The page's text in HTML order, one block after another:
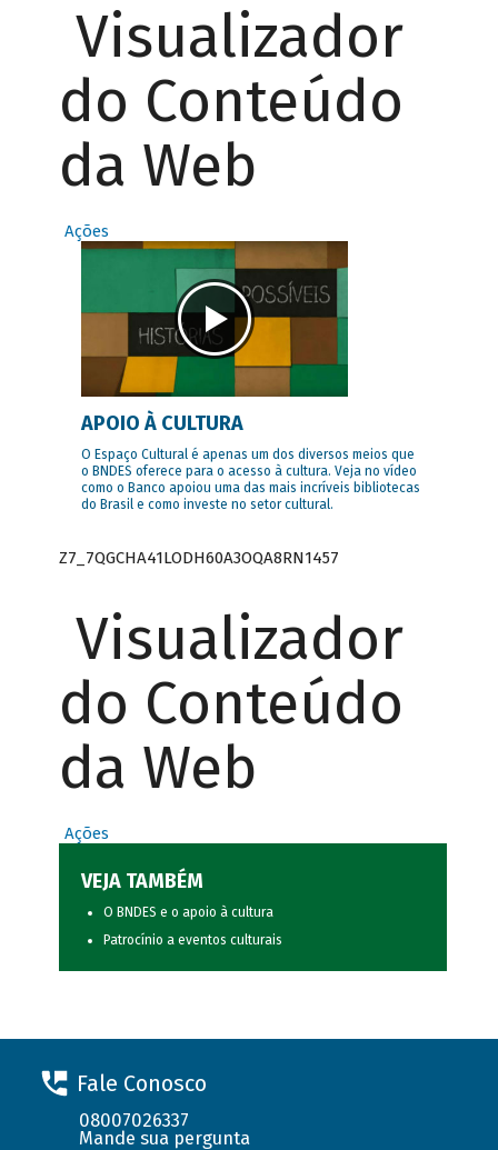
Visualizador
do Conteúdo
da Web
Ações
APOIO À CULTURA
O Espaço Cultural é apenas um dos diversos meios que
o BNDES oferece para o acesso à cultura. Veja no vídeo
como o Banco apoiou uma das mais incríveis bibliotecas
do Brasil e como investe no setor cultural.
Z7_7QGCHA41LODH60A3OQA8RN1457
Visualizador
do Conteúdo
da Web
Ações
VEJA TAMBÉM
O BNDES e o apoio à cultura
Patrocínio a eventos culturais
Fale Conosco
08007026337
Mande sua pergunta